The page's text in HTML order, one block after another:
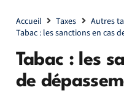
Accueil Taxes
Autres
Tabac : les sanctions en cas
Tabac : les
de